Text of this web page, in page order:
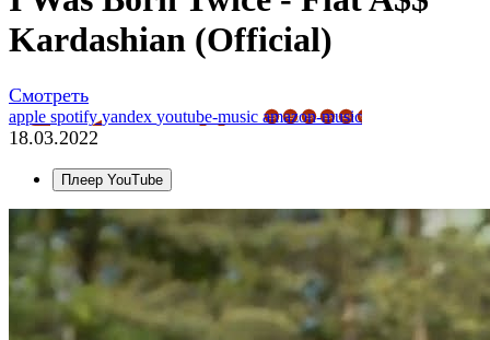
Kardashian (Official)
Смотреть
apple spotifyyandex youtube-music amazon-music
18.03.2022
Плеер YouTube